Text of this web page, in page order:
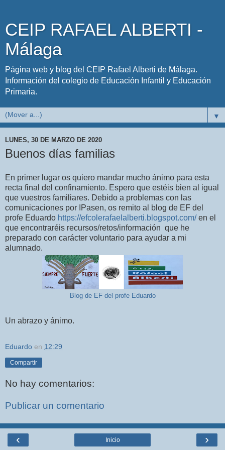
CEIP RAFAEL ALBERTI -
Málaga
Página web y blog del CEIP Rafael Alberti de Málaga.
Información del colegio de Educación Infantil y Educación
Primaria.
▼
LUNES, 30 DE MARZO DE 2020
Buenos días familias
En primer lugar os quiero mandar mucho ánimo para esta
recta final del confinamiento. Espero que estéis bien al igual
que vuestros familiares. Debido a problemas con las
comunicaciones por IPasen, os remito al blog de EF del
profe Eduardo https://efcolerafaelalberti.blogspot.com/en el
que encontraréis recursos/retos/información que he
preparado con carácter voluntario para ayudar a mi
alumnado.
Blog de EF del profe Eduardo
Un abrazo y ánimo.
Eduardo en 12:29
Compartir
No hay comentarios:
Publicar un comentario
‹ ›
Inicio